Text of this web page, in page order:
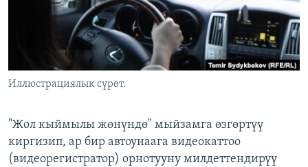
ЭЕ/АРнун бардык сайттары
Иллюстрациялык сүрөт.
"Жол кыймылы жөнүндө" мыйзамга өзгөртүү
киргизип, ар бир автоунаага видеокаттоо
(видеорегистратор) орнотууну милдеттендирүү